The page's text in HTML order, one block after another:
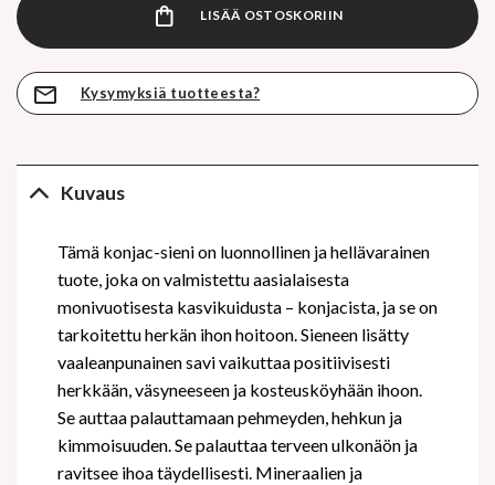
LISÄÄ OSTOSKORIIN
Kysymyksiä tuotteesta?
Kuvaus
Tämä konjac-sieni on luonnollinen ja hellävarainen
tuote, joka on valmistettu aasialaisesta
monivuotisesta kasvikuidusta – konjacista, ja se on
tarkoitettu herkän ihon hoitoon. Sieneen lisätty
vaaleanpunainen savi vaikuttaa positiivisesti
herkkään, väsyneeseen ja kosteusköyhään ihoon.
Se auttaa palauttamaan pehmeyden, hehkun ja
kimmoisuuden. Se palauttaa terveen ulkonäön ja
ravitsee ihoa täydellisesti. Mineraalien ja